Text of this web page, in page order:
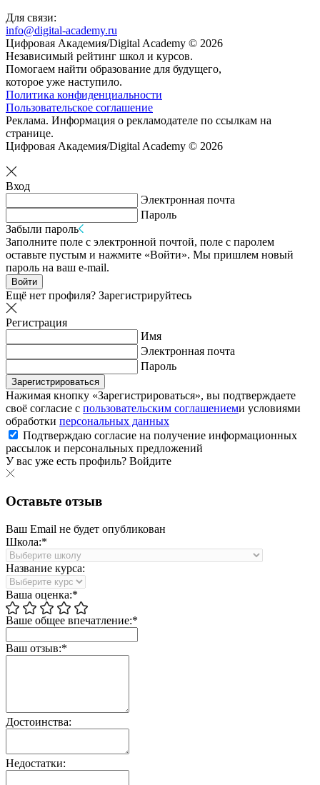
Для связи:
info@digital-academy.ru
Цифровая Академия/Digital Academy © 2026
Независимый рейтинг школ и курсов.
Помогаем найти образование для будущего,
которое уже наступило.
Политика конфиденциальности
Пользовательское соглашение
Реклама. Информация о рекламодателе по ссылкам на
странице.
Цифровая Академия/Digital Academy © 2026
Вход
Электронная почта
Пароль
Забыли пароль
Заполните поле с электронной почтой, поле с паролем
оставьте пустым и нажмите «Войти». Мы пришлем новый
пароль на ваш e-mail.
Войти
Ещё нет профиля? Зарегистрируйтесь
Регистрация
Имя
Электронная почта
Пароль
Зарегистрироваться
Нажимая кнопку «Зарегистрироваться», вы подтверждаете
своё согласие с пользовательским соглашениеми условиями
обработки персональных данных
Подтверждаю согласие на получение информационных
рассылок и персональных предложений
У вас уже есть профиль? Войдите
Оставьте отзыв
Ваш Email не будет опубликован
Школа:*
Название курса:
Ваша оценка:*
Ваше общее впечатление:*
Ваш отзыв:*
Достоинства:
Недостатки: